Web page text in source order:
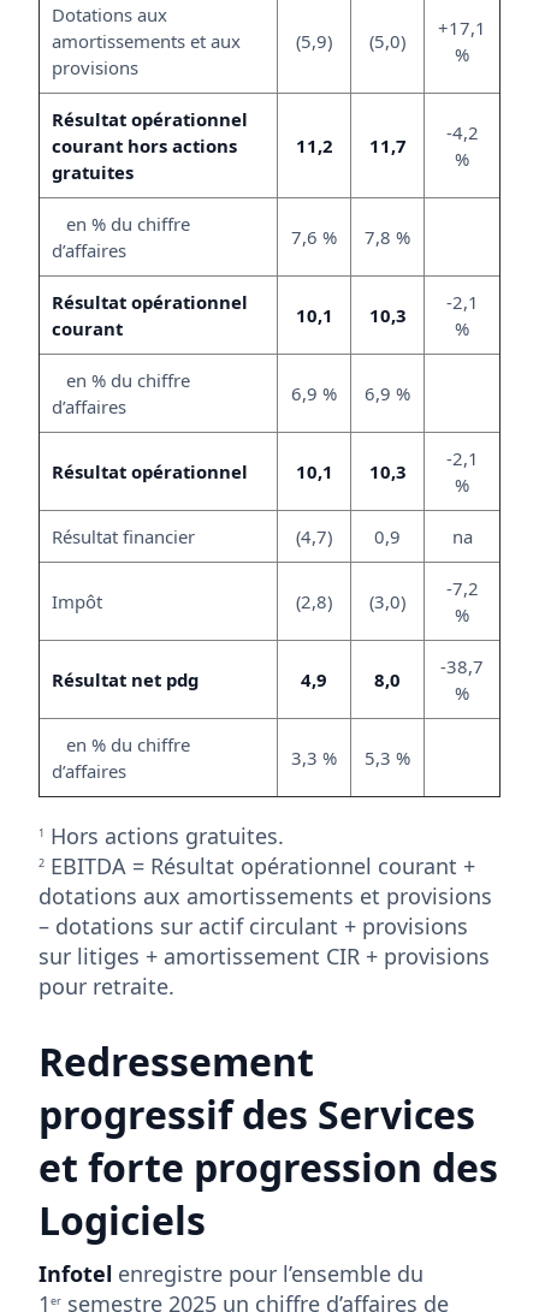
Dotations aux
amortissements et aux
provisions
(5,9) (5,0)
+17,1
%
Résultat opérationnel
courant hors actions
gratuites
11,2 11,7
-4,2
%
en % du chiffre
d’affaires
7,6 % 7,8 %
Résultat opérationnel
courant
10,1 10,3
-2,1
%
en % du chiffre
d’affaires
6,9 % 6,9 %
Résultat opérationnel 10,1 10,3
-2,1
%
Résultat financier (4,7) 0,9 na
Impôt (2,8) (3,0)
-7,2
%
Résultat net pdg 4,9 8,0
-38,7
%
en % du chiffre
d’affaires
3,3 % 5,3 %
1 Hors actions gratuites.
2 EBITDA = Résultat opérationnel courant +
dotations aux amortissements et provisions
– dotations sur actif circulant + provisions
sur litiges + amortissement CIR + provisions
pour retraite.
Redressement
progressif des Services
et forte progression des
Logiciels
Infotel enregistre pour l’ensemble du
1 er semestre 2025 un chiffre d’affaires de